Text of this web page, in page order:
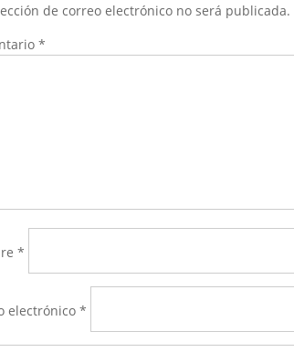
de correo electrónico no será publicada.
*
*
electrónico*